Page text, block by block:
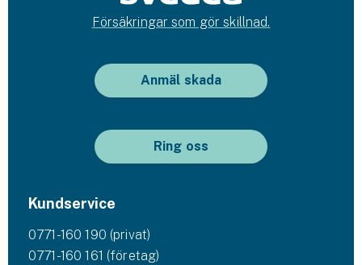
Försäkringar som gör skillnad.
Anmäl skada
Ring oss
Kundservice
0771-160 190 (privat)
0771-160 161 (företag)